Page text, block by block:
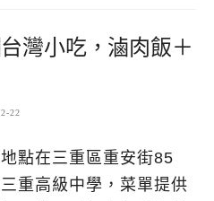
灣小吃，滷肉飯＋
22
點在三重區重安街85
重高級中學，菜單提供